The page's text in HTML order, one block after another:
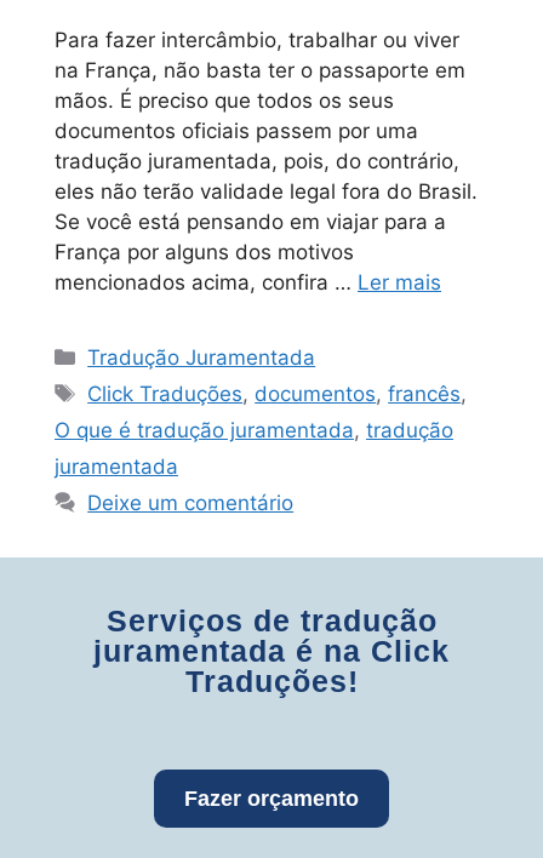
Para fazer intercâmbio, trabalhar ou viver
na França, não basta ter o passaporte em
mãos. É preciso que todos os seus
documentos oficiais passem por uma
tradução juramentada, pois, do contrário,
eles não terão validade legal fora do Brasil.
Se você está pensando em viajar para a
França por alguns dos motivos
mencionados acima, confira … Ler mais
Tradução Juramentada
Click Traduções, documentos,francês,
O que é tradução juramentada, tradução
juramentada
Deixe um comentário
Serviços de tradução
juramentada é na Click
Traduções!
Fazer orçamento